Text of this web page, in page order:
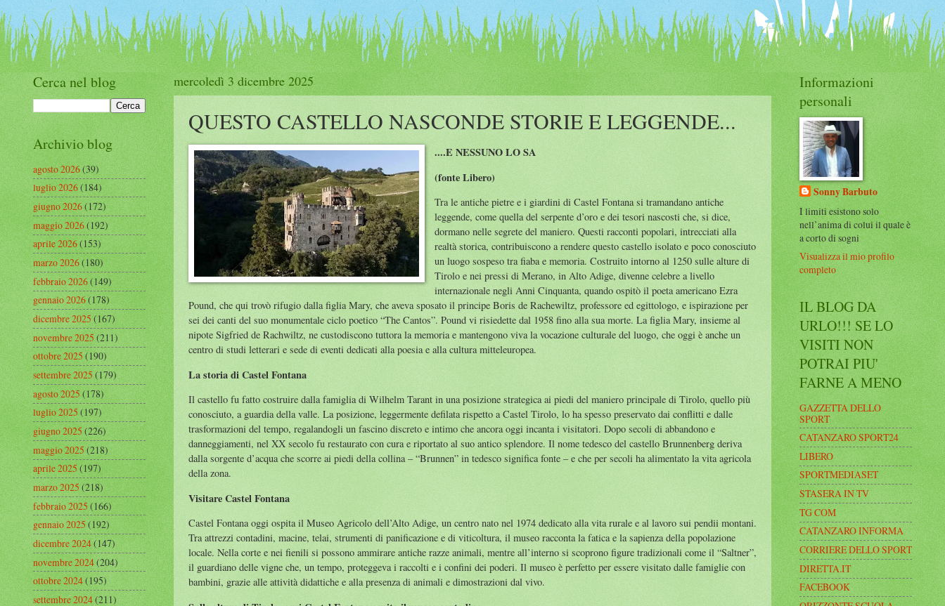
mercoledì 3 dicembre 2025
QUESTO CASTELLO NASCONDE STORIE E LEGGENDE...
....E NESSUNO LO SA
(fonte Libero)
Tra le antiche pietre e i giardini di Castel Fontana si tramandano antiche
leggende, come quella del serpente d’oro e dei tesori nascosti che, si dice,
dormano nelle segrete del maniero. Questi racconti popolari, intrecciati alla
realtà storica, contribuiscono a rendere questo castello isolato e poco conosciuto
un luogo sospeso tra fiaba e memoria. Costruito intorno al 1250 sulle alture di
Tirolo e nei pressi di Merano, in Alto Adige, divenne celebre a livello
internazionale negli Anni Cinquanta, quando ospitò il poeta americano Ezra
Pound, che qui trovò rifugio dalla figlia Mary, che aveva sposato il principe Boris de Rachewiltz, professore ed egittologo, e ispirazione per
sei dei canti del suo monumentale ciclo poetico “The Cantos”. Pound vi risiedette dal 1958 fino alla sua morte. La figlia Mary, insieme al
nipote Sigfried de Rachwiltz, ne custodiscono tuttora la memoria e mantengono viva la vocazione culturale del luogo, che oggi è anche un
centro di studi letterari e sede di eventi dedicati alla poesia e alla cultura mitteleuropea.
La storia di Castel Fontana
Il castello fu fatto costruire dalla famiglia di Wilhelm Tarant in una posizione strategica ai piedi del maniero principale di Tirolo, quello più
conosciuto, a guardia della valle. La posizione, leggermente defilata rispetto a Castel Tirolo, lo ha spesso preservato dai conflitti e dalle
trasformazioni del tempo, regalandogli un fascino discreto e intimo che ancora oggi incanta i visitatori. Dopo secoli di abbandono e
danneggiamenti, nel XX secolo fu restaurato con cura e riportato al suo antico splendore. Il nome tedesco del castello Brunnenberg deriva
dalla sorgente d’acqua che scorre ai piedi della collina – “Brunnen” in tedesco significa fonte – e che per secoli ha alimentato la vita agricola
della zona.
Visitare Castel Fontana
Castel Fontana oggi ospita il Museo Agricolo dell’Alto Adige, un centro nato nel 1974 dedicato alla vita rurale e al lavoro sui pendii montani.
Tra attrezzi contadini, macine, telai, strumenti di panificazione e di viticoltura, il museo racconta la fatica e la sapienza della popolazione
locale. Nella corte e nei fienili si possono ammirare antiche razze animali, mentre all’interno si scoprono figure tradizionali come il “Saltner”,
il guardiano delle vigne che, un tempo, proteggeva i raccolti e i confini dei poderi. Il museo è perfetto per essere visitato dalle famiglie con
bambini, grazie alle attività didattiche e alla presenza di animali e dimostrazioni dal vivo.
Cerca nel blog
Archivio blog
agosto 2026(39)
luglio 2026(184)
giugno 2026(172)
maggio 2026(192)
aprile 2026(153)
marzo 2026(180)
febbraio 2026(149)
gennaio 2026(178)
dicembre 2025(167)
novembre 2025(211)
ottobre 2025(190)
settembre 2025(179)
agosto 2025(178)
luglio 2025(197)
giugno 2025(226)
maggio 2025(218)
aprile 2025(197)
marzo 2025(218)
febbraio 2025(166)
gennaio 2025(192)
dicembre 2024(147)
novembre 2024(204)
ottobre 2024(195)
settembre 2024(211)
Informazioni
personali
Sonny Barbuto
I limiti esistono solo
nell’anima di colui il quale è
a corto di sogni
Visualizza il mio profilo
completo
IL BLOG DA
URLO!!! SE LO
VISITI NON
POTRAI PIU'
FARNE A MENO
GAZZETTA DELLO
SPORT
CATANZARO SPORT24
LIBERO
SPORTMEDIASET
STASERA IN TV
TG COM
CATANZARO INFORMA
CORRIERE DELLO SPORT
DIRETTA.IT
FACEBOOK